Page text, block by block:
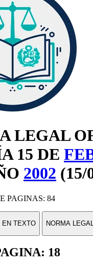
LEGAL
15 DE
2002 (15/
PAGINAS: 84
EN TEXTO NORMA
18